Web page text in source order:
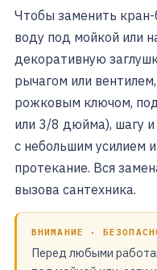
Чтобы заменить
воду под мойкой или
декоративную
рычагом или
рожковым ключом,
или 3/8 дюйма), шагу
с небольшим усилием
протекание. Вся
вызова сантехника.
ВНИМАНИЕ ·
Перед любыми